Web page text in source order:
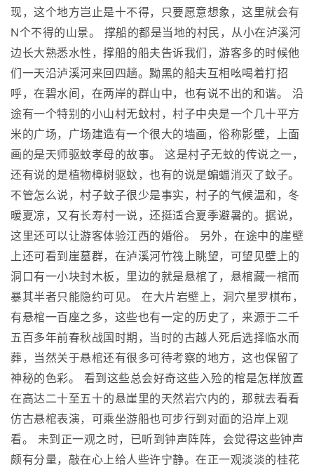
现，这个地方岂止是十不得，只要愿意想象，这里就会有
N个不得的山景。 撑船的都是当地的村民，从小在泸溪河
边长大熟悉水性，撑船的船夫告诉我们，游客多的时候他
们一天沿泸溪河来回四趟。黝黑的船夫互相吆喝着打招
呼，在碧水间，在两岸的群山中，也有说不出的和谐。 沿
途有一个特别的小山村无蚊村，村子中央是一个几十平方
米的广场，广场建造有一个很大的墙画，俗称影壁，上面
画的是天师驱蚊孝母的故事。 这是村子无蚊的传说之一，
还有说的是植物樟树驱蚊，也有的说是蝙蝠消灭了蚊子。
不管怎么说，村子蚊子很少是事实，村子的气候温和，冬
暖夏凉，又有长寿村一说，还挺适合夏季避暑的。据说，
这里还可以让游客体验江西的婚俗。 另外，在途中的崖壁
上还可看到崖墓群，在泸溪河竹筏上眺望，可望见壁上的
洞口有一小块封木板，里边的就是悬棺了，悬棺藏一棺而
暴其半者只能隐约可见。 在大片岩壁上，洞穴星罗棋布，
有悬棺一百座之多，这些也有一定的历史了，来源于二千
五百多年前春秋战国时期，当时的古越人死后选择临水而
葬，当然关于悬棺还有很多可待考察的地方，这也保留了
神秘的色彩。 看到这些总会好奇这些入殓的棺是怎样放置
在高达二十至五十的悬崖里的天然岩穴内的，那就去看看
仿古悬棺表演，可乘坐游船也可步行到对面的沿岸上观
看。 未到正一观之时，已听到钟声阵阵，会觉得这些钟声
颇有分量，敲在心上给人些许宁静。在正一观淡淡的桂花